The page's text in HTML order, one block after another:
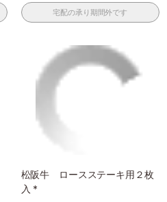
宅配の承り期間外です
松阪牛 ロースステーキ用２枚
入 *